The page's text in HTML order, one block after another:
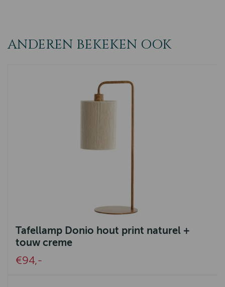
ANDEREN BEKEKEN OOK
Tafellamp Donio hout print naturel +
touw creme
€94,-